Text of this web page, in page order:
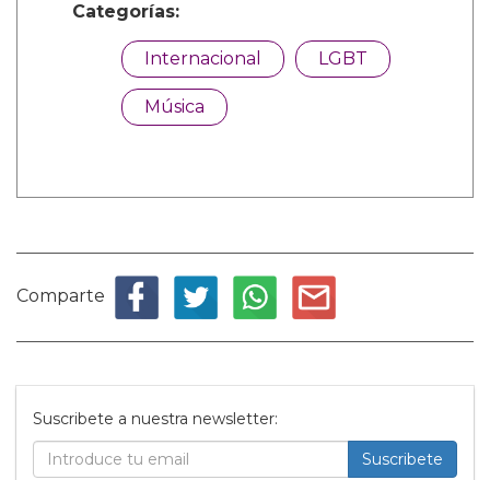
Categorías:
Internacional LGBT
Música
Comparte
Suscribete a nuestra newsletter:
Suscribete